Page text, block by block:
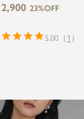
メイドキャミワンピ
23%OFF
5.00 （ 1 ）